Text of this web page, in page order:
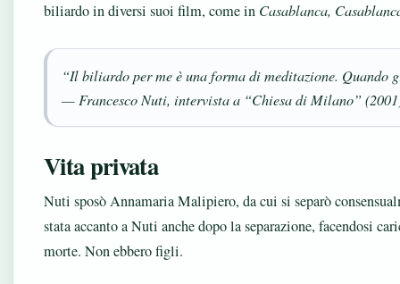
biliardo in diversi suoi film, come in Casablanca,
“Il biliardo per me è una forma di meditazione.
— Francesco Nuti, intervista a “Chiesa di Milano”
Vita privata
Nuti sposò Annamaria Malipiero, da cui si separò
stata accanto a Nuti anche dopo la separazione, facendosi
morte. Non ebbero figli.